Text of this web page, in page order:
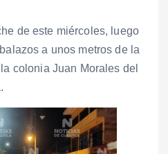
de este miércoles, luego
a unos metros de la
colonia Juan Morales del